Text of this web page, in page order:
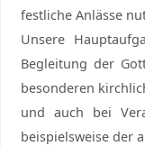
festliche Anlässe
Unsere
Begleitung der
besonderen
und auch bei
beispielsweise der